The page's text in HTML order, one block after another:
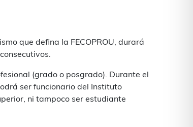
que defina la FECOPROU, durará
(grado o posgrado). Durante el
ser funcionario del Instituto
ni tampoco ser estudiante